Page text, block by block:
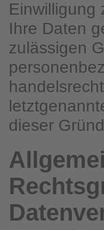
Einwilligung
Ihre Daten
zulässigen
dieser